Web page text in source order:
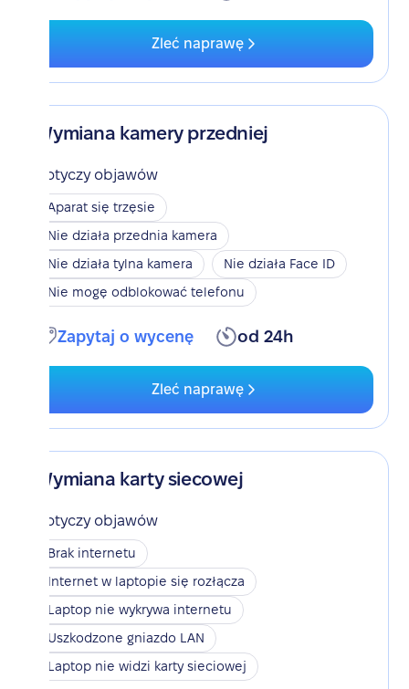
Zleć naprawę
Wymiana kamery przedniej
Dotyczy objawów
Aparat się trzęsie
Nie działa przednia kamera
Nie działa tylna kamera
Nie działa Face ID
Nie mogę odblokować telefonu
Zapytaj o wycenę od 24h
Zleć naprawę
Wymiana karty siecowej
Dotyczy objawów
Brak internetu
Internet w laptopie się rozłącza
Laptop nie wykrywa internetu
Uszkodzone gniazdo LAN
Laptop nie widzi karty sieciowej